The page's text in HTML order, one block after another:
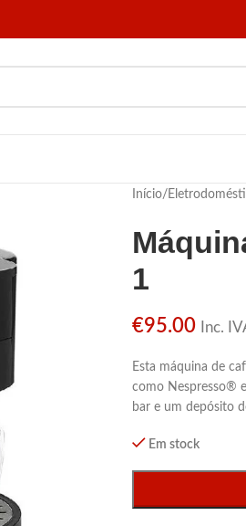
Início/
1
€95.00 Inc.
Esta máquina de
como Nespresso®
bar e um depósito
Em stock